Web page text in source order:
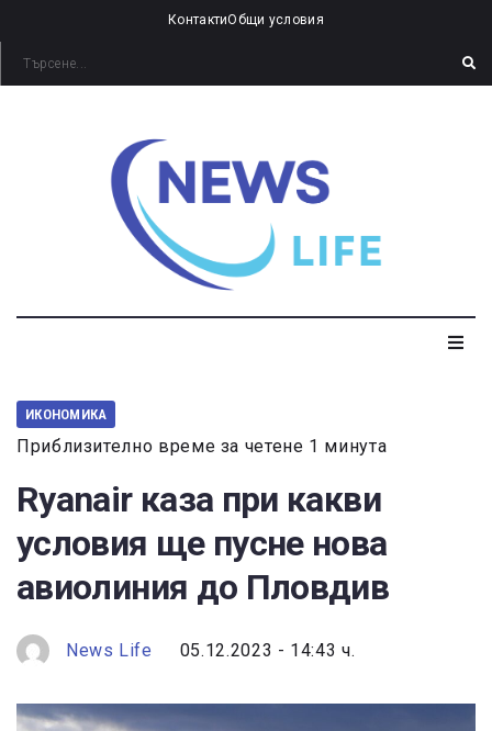
КонтактиОбщи условия
ИКОНОМИКА
Приблизително време за четене 1 минута
Ryanair каза при какви
условия ще пусне нова
авиолиния до Пловдив
News Life 05.12.2023 - 14:43 ч.